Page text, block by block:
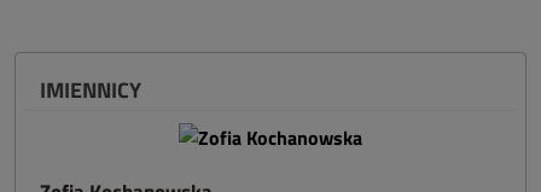
IMIENNICY